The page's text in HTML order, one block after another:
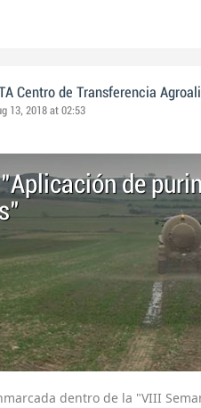
Centro de Transferencia
13, 2018 at 02:53
de
dentro de la "VIII